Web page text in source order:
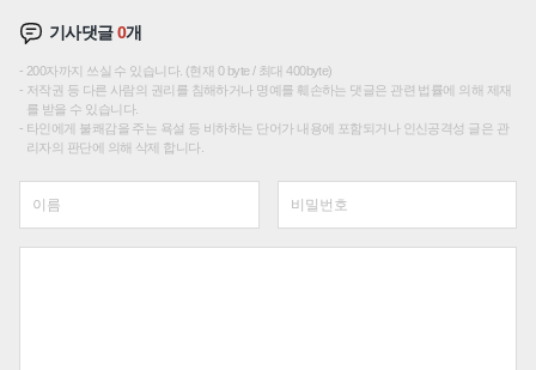
기사댓글0개
200자까지 쓰실 수 있습니다. (현재 0 byte / 최대 400byte)
저작권 등 다른 사람의 권리를 침해하거나 명예를 훼손하는 댓글은 관련 법률에 의해 제재
를 받을 수 있습니다.
타인에게 불쾌감을 주는 욕설 등 비하하는 단어가 내용에 포함되거나 인신공격성 글은 관
리자의 판단에 의해 삭제 합니다.